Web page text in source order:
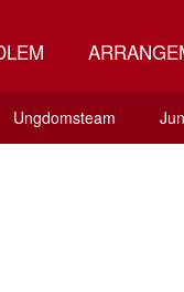
Ungdomsteam